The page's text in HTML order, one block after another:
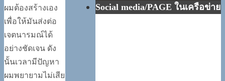
ผมต้องสร้างเอง
เพื่อให้มันส่งต่อ
เจตนารมณ์ได้
อย่างชัดเจน ดัง
นั้นเวลามีปัญหา
ผมพยายามไม่เสีย
Social media/PAGE ในเครือข่าย